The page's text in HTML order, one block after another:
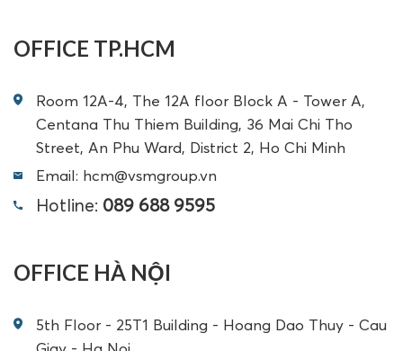
OFFICE TP.HCM
Room 12A-4, The 12A floor Block A - Tower A,
Centana Thu Thiem Building, 36 Mai Chi Tho
Street, An Phu Ward, District 2, Ho Chi Minh
Email: hcm@vsmgroup.vn
Hotline: 089 688 9595
OFFICE HÀ NỘI
5th Floor - 25T1 Building - Hoang Dao Thuy - Cau